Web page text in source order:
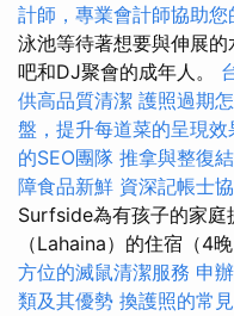
計師，專業會計師協助您
泳池等待著想要與伸展
吧和DJ聚會的成年人。
供高品質清潔 護照過期
盤，提升每道菜的呈現效
的SEO團隊 推拿與整復
障食品新鮮 資深記帳士
Surfside為有孩子的家庭
（Lahaina）的住宿（4晚
方位的滅鼠清潔服務 申
類及其優勢 換護照的常